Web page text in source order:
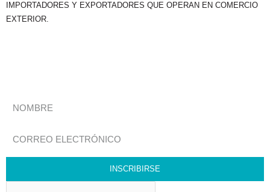
IMPORTADORES Y EXPORTADORES QUE OPERAN EN COMERCIO
EXTERIOR.
INSCRIBIRSE